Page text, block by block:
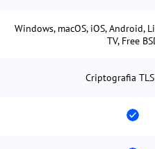
Windows, macOS, iOS, Android,
TV, Free
Criptografia TLS